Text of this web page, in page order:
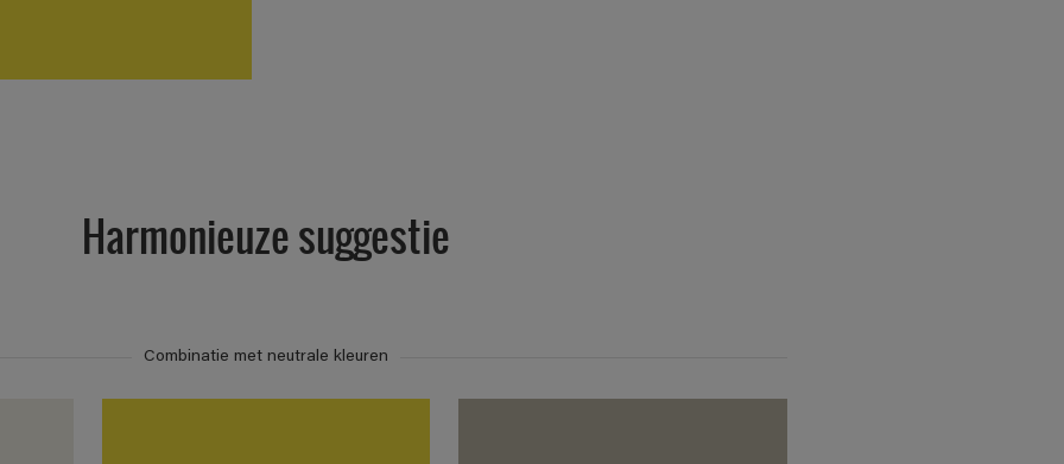
Harmonieuze suggestie
Combinatie met neutrale kleuren